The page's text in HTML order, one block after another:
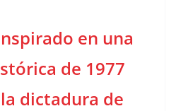
en una
de 1977
dictadura de